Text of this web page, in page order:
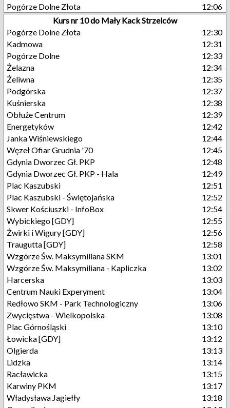
Pogórze Dolne Złota
12:06
Kurs nr 10 do Mały Kack Strzelców
Pogórze Dolne Złota
12:30
Kadmowa
12:31
Pogórze Dolne
12:33
Żelazna
12:34
Żeliwna
12:35
Podgórska
12:37
Kuśnierska
12:38
Obłuże Centrum
12:39
Energetyków
12:42
Janka Wiśniewskiego
12:44
Węzeł Ofiar Grudnia '70
12:45
Gdynia Dworzec Gł. PKP
12:48
Gdynia Dworzec Gł. PKP - Hala
12:49
Plac Kaszubski
12:51
Plac Kaszubski - Świętojańska
12:52
Skwer Kościuszki - InfoBox
12:54
Wybickiego [GDY]
12:55
Żwirki i Wigury [GDY]
12:56
Traugutta [GDY]
12:58
Wzgórze Św. Maksymiliana SKM
13:01
Wzgórze Św. Maksymiliana - Kapliczka
13:02
Harcerska
13:03
Centrum Nauki Experyment
13:04
Redłowo SKM - Park Technologiczny
13:06
Zwycięstwa - Wielkopolska
13:08
Plac Górnośląski
13:10
Łowicka [GDY]
13:12
Olgierda
13:13
Lidzka
13:14
Racławicka
13:15
Karwiny PKM
13:17
Władysława Jagiełły
13:18